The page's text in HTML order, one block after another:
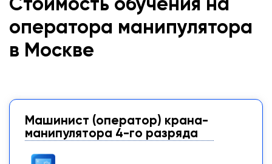
Стоимость обучения на
оператора манипулятора
в Москве
Машинист (оператор) крана-
манипулятора 4-го разряда